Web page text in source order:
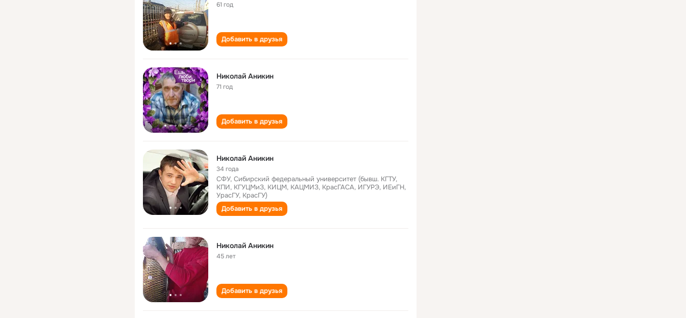
61 год
Добавить в друзья
Николай Аникин
71 год
Добавить в друзья
Николай Аникин
34 года
СФУ, Сибирский федеральный университет (бывш. КГТУ,
КПИ, КГУЦМиЗ, КИЦМ, КАЦМИЗ, КрасГАСА, ИГУРЭ, ИЕиГН,
УрасГУ, КрасГУ)
Добавить в друзья
Николай Аникин
45 лет
Добавить в друзья